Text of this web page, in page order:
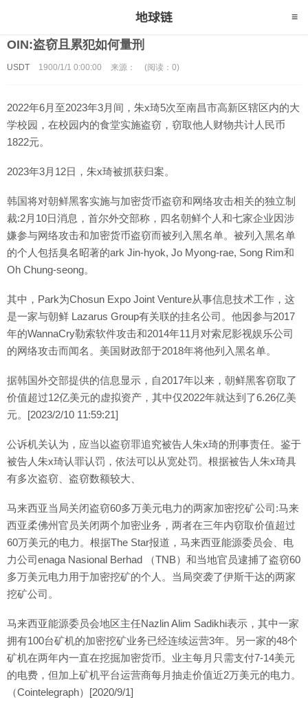
OIN:盗窃且累犯如何量刑
USDT 1900/1/1 0:00:00 来源： (阅读：0)
2022年6月至2023年3月间，朱x琦5次至南昌市高新区辖区内的大
学校园，在校园内的食堂实施盗窃，窃取他人财物共计人民币
1822元。
2023年3月12日，朱x琦被抓获归案。
韩国将对朝鲜黑客实施与加密货币盗窃和网络攻击相关的独立制
裁:2月10日消息，首尔外交部称，四名朝鲜个人和七家企业因涉
嫌参与网络攻击和加密货币盗窃而被列入黑名单。被列入黑名单
的个人包括臭名昭著的ark Jin-hyok, Jo Myong-rae, Song Rim和
Oh Chung-seong。
其中，Park为Chosun Expo Joint Venture从事信息技术工作，这
是一家与朝鲜 Lazarus Group有关联的挂名公司。他因参与2017
年的WannaCry勒索软件攻击和2014年11月对索尼影视娱乐公司
的网络攻击而闻名。美国财政部于2018年将他列入黑名单。
据韩国外交部提供的信息显示，自2017年以来，朝鲜黑客窃取了
价值超过12亿美元的虚拟资产，其中仅2022年就达到了6.26亿美
元。[2023/2/10 11:59:21]
公诉机关认为，应当以盗窃罪追究被告人朱x琦的刑事责任。鉴于
被告人朱x琦认罪认罚，依法可以从宽处罚。根据被告人朱x琦具
有多次盗窃、盗窃数额较大、
马来西亚当局关闭盗窃60多万美元电力的两家加密挖矿公司:马来
西亚柔佛州官员关闭两个加密业务，两者在三年内窃取价值超过
60万美元的电力。根据The Star报道，马来西亚能源委员会、电
力公司enaga Nasional Berhad （TNB）和当地官员逮捕了盗窃60
多万美元电力用于加密挖矿的个人。当局突袭了伊斯干达的两家
挖矿公司。
马来西亚能源委员会地区主任Nazlin Alim Sadikhi表示，其中一家
拥有100台矿机的加密挖矿业务已经连续运营3年。另一家的48个
矿机在两年内一直在挖掘加密货币。业主每月只需支付7-14美元
的电费，但加上矿机平台运营商每月抽走价值近2万美元的电力。
（Cointelegraph）[2020/9/1]